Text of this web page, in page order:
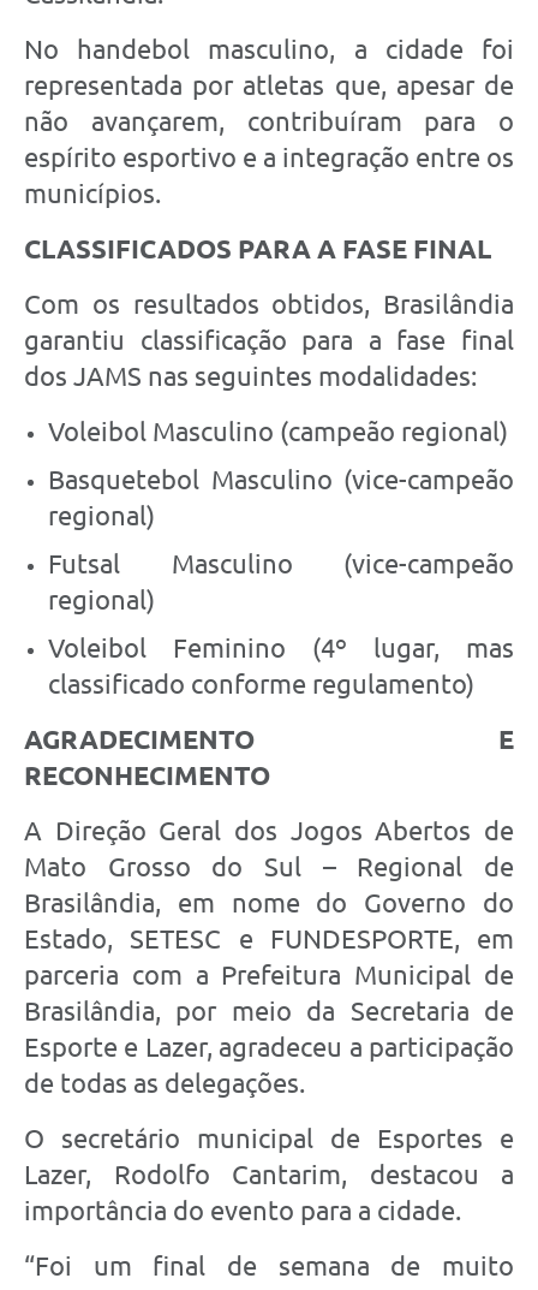
No handebol masculino, a cidade foi
representada por atletas que, apesar de
não avançarem, contribuíram para o
espírito esportivo e a integração entre os
municípios.
CLASSIFICADOS PARA A FASE FINAL
Com os resultados obtidos, Brasilândia
garantiu classificação para a fase final
dos JAMS nas seguintes modalidades:
Voleibol Masculino (campeão regional)
Basquetebol Masculino (vice-campeão
regional)
Futsal Masculino (vice-campeão
regional)
Voleibol Feminino (4º lugar, mas
classificado conforme regulamento)
AGRADECIMENTO E
RECONHECIMENTO
A Direção Geral dos Jogos Abertos de
Mato Grosso do Sul – Regional de
Brasilândia, em nome do Governo do
Estado, SETESC e FUNDESPORTE, em
parceria com a Prefeitura Municipal de
Brasilândia, por meio da Secretaria de
Esporte e Lazer, agradeceu a participação
de todas as delegações.
O secretário municipal de Esportes e
Lazer, Rodolfo Cantarim, destacou a
importância do evento para a cidade.
“Foi um final de semana de muito